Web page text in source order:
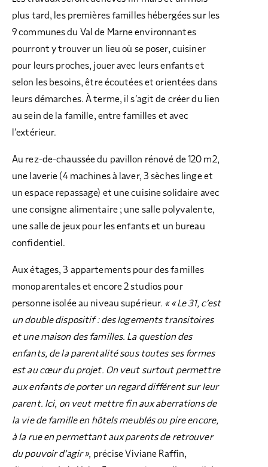
plus tard, les premières familles hébergées sur les
9 communes du Val de Marne environnantes
pourront y trouver un lieu où se poser, cuisiner
pour leurs proches, jouer avec leurs enfants et
selon les besoins, être écoutées et orientées dans
leurs démarches. À terme, il s’agit de créer du lien
au sein de la famille, entre familles et avec
l’extérieur.
Au rez-de-chaussée du pavillon rénové de 120 m2,
une laverie (4 machines à laver, 3 sèches linge et
un espace repassage) et une cuisine solidaire avec
une consigne alimentaire ; une salle polyvalente,
une salle de jeux pour les enfants et un bureau
confidentiel.
Aux étages, 3 appartements pour des familles
monoparentales et encore 2 studios pour
personne isolée au niveau supérieur. « « Le 31, c’est
un double dispositif : des logements transitoires
et une maison des familles. La question des
enfants, de la parentalité sous toutes ses formes
est au cœur du projet. On veut surtout permettre
aux enfants de porter un regard différent sur leur
parent. Ici, on veut mettre fin aux aberrations de
la vie de famille en hôtels meublés ou pire encore,
à la rue en permettant aux parents de retrouver
du pouvoir d’agir », précise Viviane Raffin,